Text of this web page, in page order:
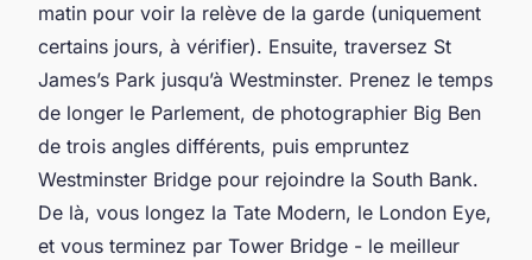
matin pour voir la relève de la garde (uniquement
certains jours, à vérifier). Ensuite, traversez St
James’s Park jusqu’à Westminster. Prenez le temps
de longer le Parlement, de photographier Big Ben
de trois angles différents, puis empruntez
Westminster Bridge pour rejoindre la South Bank.
De là, vous longez la Tate Modern, le London Eye,
et vous terminez par Tower Bridge - le meilleur